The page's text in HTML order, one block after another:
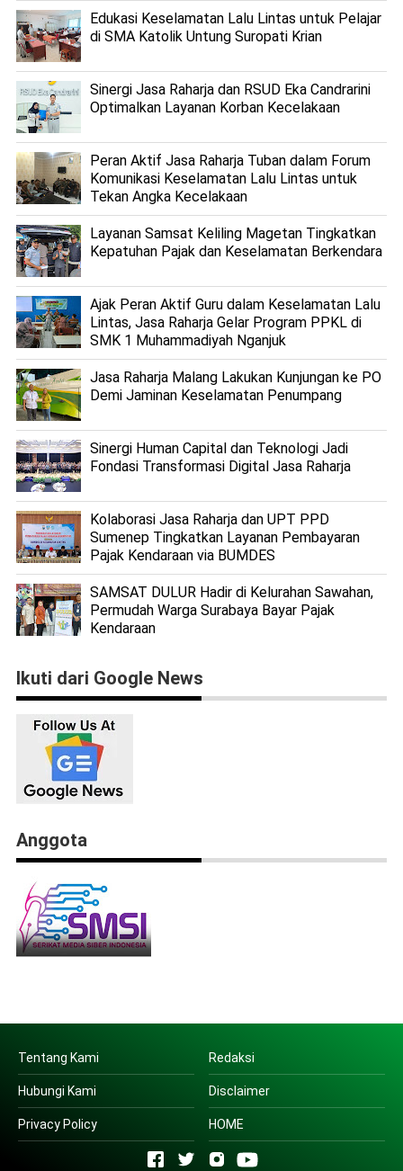
Edukasi Keselamatan Lalu Lintas untuk Pelajar
di SMA Katolik Untung Suropati Krian
Sinergi Jasa Raharja dan RSUD Eka Candrarini
Optimalkan Layanan Korban Kecelakaan
Peran Aktif Jasa Raharja Tuban dalam Forum
Komunikasi Keselamatan Lalu Lintas untuk
Tekan Angka Kecelakaan
Layanan Samsat Keliling Magetan Tingkatkan
Kepatuhan Pajak dan Keselamatan Berkendara
Ajak Peran Aktif Guru dalam Keselamatan Lalu
Lintas, Jasa Raharja Gelar Program PPKL di
SMK 1 Muhammadiyah Nganjuk
Jasa Raharja Malang Lakukan Kunjungan ke PO
Demi Jaminan Keselamatan Penumpang
Sinergi Human Capital dan Teknologi Jadi
Fondasi Transformasi Digital Jasa Raharja
Kolaborasi Jasa Raharja dan UPT PPD
Sumenep Tingkatkan Layanan Pembayaran
Pajak Kendaraan via BUMDES
SAMSAT DULUR Hadir di Kelurahan Sawahan,
Permudah Warga Surabaya Bayar Pajak
Kendaraan
Ikuti dari Google News
Anggota
Tentang Kami Redaksi
Hubungi Kami Disclaimer
Privacy Policy HOME